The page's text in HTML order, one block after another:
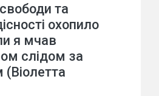
та
охопило
я мчав
слідом за